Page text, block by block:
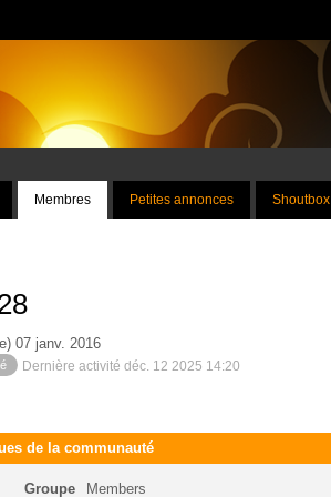
Membres Petites annonces Shoutbox
07 janv. 2016
Dernière activité déc. 12 2025 14:20
de la communauté
Groupe Members